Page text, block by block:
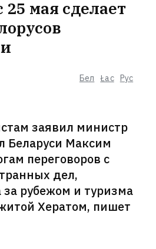
Бел Łac Рус
мая сделает
заявил министр
Беларуси Максим
переговоров с
дел,
за рубежом и туризма
Хератом, пишет
о
что
сильное
десятки
но туристов